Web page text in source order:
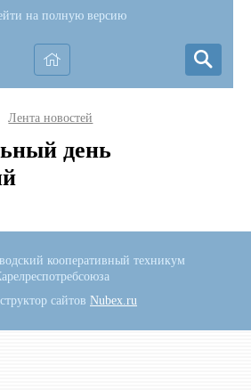
на полную версию
Лента новостей
день
кооперативный техникум
сайтов Nubex.ru